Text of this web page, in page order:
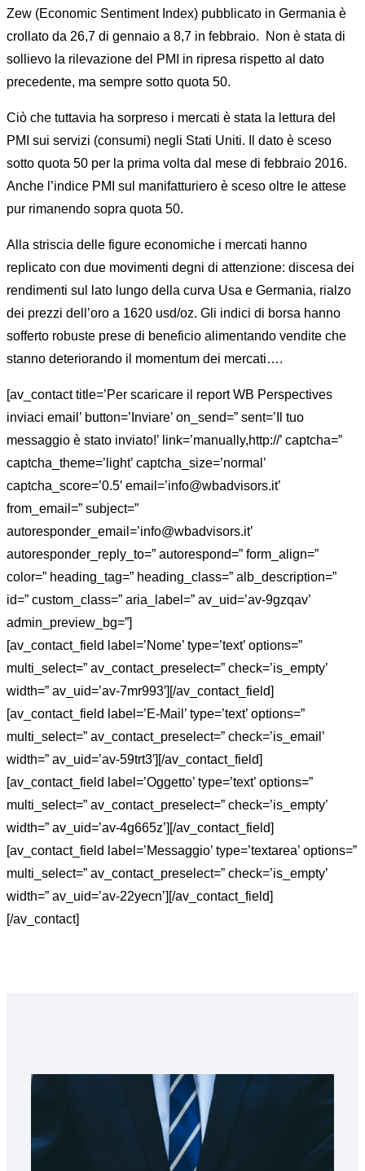
Zew (Economic Sentiment Index) pubblicato in Germania è
crollato da 26,7 di gennaio a 8,7 in febbraio.
Non è stata di
sollievo la rilevazione del PMI in ripresa rispetto al dato
precedente, ma sempre sotto quota 50.
Ciò che tuttavia ha sorpreso i mercati è stata la lettura del
PMI sui servizi (consumi) negli Stati Uniti. Il dato è sceso
sotto quota 50 per la prima volta dal mese di febbraio 2016.
Anche l’indice PMI sul manifatturiero è sceso oltre le attese
pur rimanendo sopra quota 50.
Alla striscia delle figure economiche i mercati hanno
replicato con due movimenti degni di attenzione: discesa dei
rendimenti sul lato lungo della curva Usa e Germania, rialzo
dei prezzi dell’oro a 1620 usd/oz. Gli indici di borsa hanno
sofferto robuste prese di beneficio alimentando vendite che
stanno deteriorando il momentum dei mercati….
[av_contact title=’Per scaricare il report WB Perspectives
inviaci email’ button=’Inviare’ on_send=” sent=’Il tuo
messaggio è stato inviato!’ link=’manually,http://’ captcha=”
captcha_theme=’light’ captcha_size=’normal’
captcha_score=’0.5′ email=’info@wbadvisors.it’
from_email=” subject=”
autoresponder_email=’info@wbadvisors.it’
autoresponder_reply_to=” autorespond=” form_align=”
color=” heading_tag=” heading_class=” alb_description=”
id=” custom_class=” aria_label=” av_uid=’av-9gzqav’
admin_preview_bg=”]
[av_contact_field label=’Nome’ type=’text’ options=”
multi_select=” av_contact_preselect=” check=’is_empty’
width=” av_uid=’av-7mr993′][/av_contact_field]
[av_contact_field label=’E-Mail’ type=’text’ options=”
multi_select=” av_contact_preselect=” check=’is_email’
width=” av_uid=’av-59trt3′][/av_contact_field]
[av_contact_field label=’Oggetto’ type=’text’ options=”
multi_select=” av_contact_preselect=” check=’is_empty’
width=” av_uid=’av-4g665z’][/av_contact_field]
[av_contact_field label=’Messaggio’ type=’textarea’ options=”
multi_select=” av_contact_preselect=” check=’is_empty’
width=” av_uid=’av-22yecn’][/av_contact_field]
[/av_contact]